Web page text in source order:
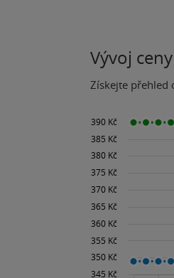
Vývoj ceny
Získejte přehled